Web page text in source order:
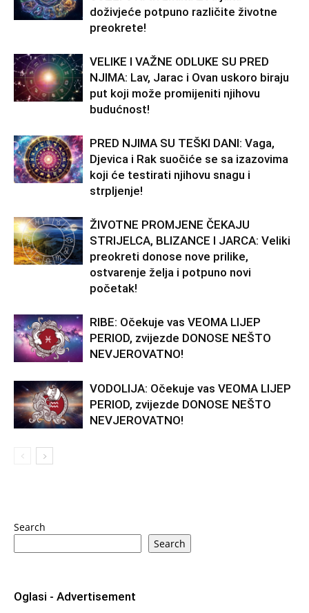
doživjeće potpuno različite životne
preokrete!
VELIKE I VAŽNE ODLUKE SU PRED
NJIMA: Lav, Jarac i Ovan uskoro biraju
put koji može promijeniti njihovu
budućnost!
PRED NJIMA SU TEŠKI DANI: Vaga,
Djevica i Rak suočiće se sa izazovima
koji će testirati njihovu snagu i
strpljenje!
ŽIVOTNE PROMJENE ČEKAJU
STRIJELCA, BLIZANCE I JARCA: Veliki
preokreti donose nove prilike,
ostvarenje želja i potpuno novi
početak!
RIBE: Očekuje vas VEOMA LIJEP
PERIOD, zvijezde DONOSE NEŠTO
NEVJEROVATNO!
VODOLIJA: Očekuje vas VEOMA LIJEP
PERIOD, zvijezde DONOSE NEŠTO
NEVJEROVATNO!
Search
Search
Oglasi - Advertisement